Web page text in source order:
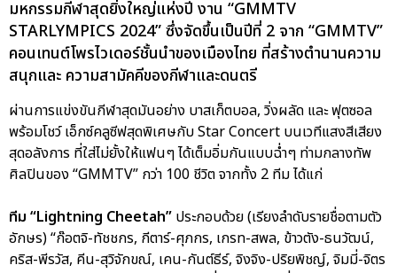
มหกรรมกีฬาสุดยิ่งใหญ่แห่งปี งาน “GMMTV
STARLYMPICS 2024” ซึ่งจัดขึ้นเป็นปีที่ 2 จาก “GMMTV”
คอนเทนต์โพรไวเดอร์ชั้นนำของเมืองไทย ที่สร้างตำนานความ
สนุกและ ความสามัคคีของกีฬาและดนตรี
ผ่านการแข่งขันกีฬาสุดมันอย่าง บาสเก็ตบอล, วิ่งผลัด และ ฟุตซอล
พร้อมโชว์ เอ็กซ์คลูซีฟสุดพิเศษกับ Star Concert บนเวทีแสงสีเสียง
สุดอลังการ ที่ใส่ไม่ยั้งให้แฟนๆ ได้เต็มอิ่มกันแบบฉ่ำๆ ท่ามกลางทัพ
ศิลปินของ “GMMTV” กว่า 100 ชีวิต จากทั้ง 2 ทีม ได้แก่
ทีม “Lightning Cheetah” ประกอบด้วย (เรียงลำดับรายชื่อตามตัว
อักษร) “ก๊อตจิ-ทัชชกร, กีตาร์-ศุภกร, เกรท-สพล, ข้าวตัง-ธนวัฒน์,
คริส-พีรวัส, คีน-สุวิจักขณ์, เคน-กันต์ธีร์, จิงจิง-ปริยพิชญ์, จิมมี่-จิตร